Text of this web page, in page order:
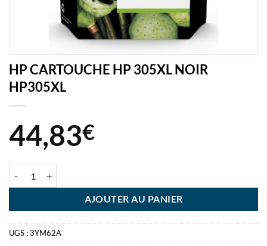
HP CARTOUCHE HP 305XL NOIR
HP305XL
44,83€
AJOUTER AU PANIER
UGS :3YM62A